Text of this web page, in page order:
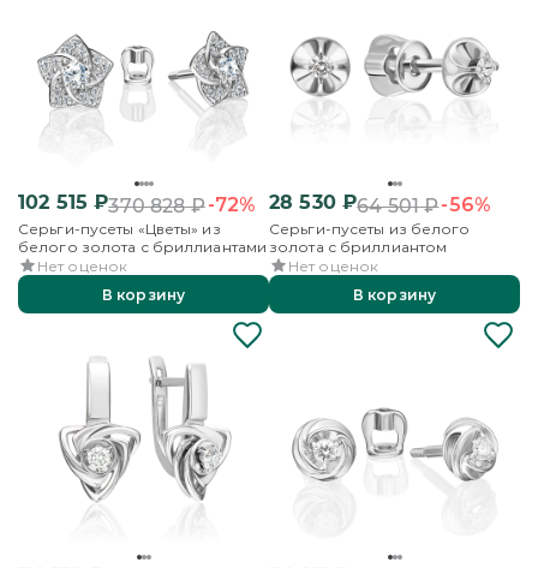
102 515 ₽370 828₽-72%
Серьги-пусеты «Цветы» из
белого золота с бриллиантами
Нет оценок
В корзину
28 530₽64 501₽-56%
Серьги-пусеты из белого
золота с бриллиантом
Нет оценок
В корзину